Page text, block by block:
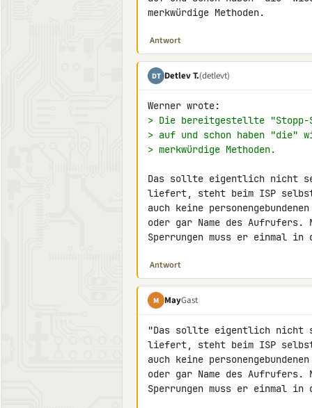
merkwürdige Methoden.
Antwort
DT Detlev T.(detlevt)
> Die bereitgestellte
> auf und schon haben "die"
> merkwürdige Methoden.
Das sollte eigentlich nicht
liefert, steht beim ISP selbst
auch keine
oder gar Name des
Sperrungen muss er einmal in
Antwort
M MayGast
"Das sollte eigentlich nicht
liefert, steht beim ISP selbst
auch keine
oder gar Name des
Sperrungen muss er einmal